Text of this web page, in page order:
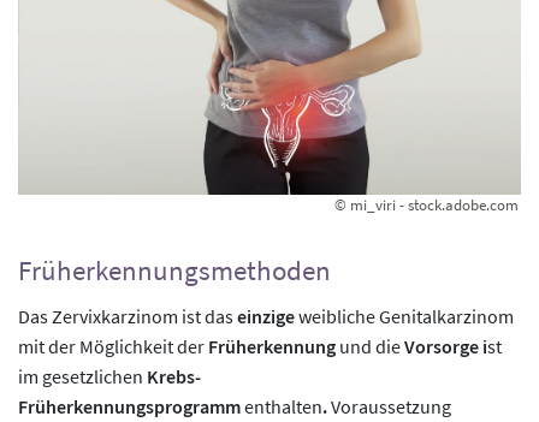
© mi_viri - stock.adobe.com
Früherkennungsmethoden
Das Zervixkarzinom ist daseinzigeweibliche Genitalkarzinom
mit der Möglichkeit der Früherkennung und dieVorsorge ist
im gesetzlichen Krebs-
Früherkennungsprogrammenthalten.Voraussetzung